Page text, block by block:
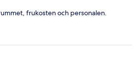
frukosten och personalen.